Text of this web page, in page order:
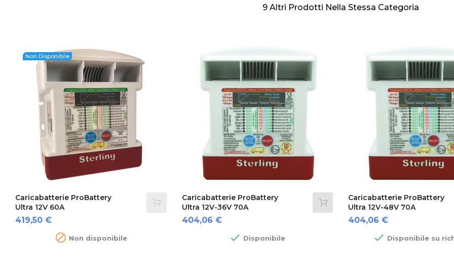
9 Altri Prodotti Nella Stessa Categoria
Non Disponibile
Caricabatterie ProBattery
Ultra 12V 60A
Prezzo
419,50 €
 Non disponibile
Caricabatterie ProBattery
Ultra 12V-36V 70A
Prezzo
404,06 €
 Disponibile
Caricabatterie ProBattery
Ultra 12V-48V 70A
Prezzo
404,06 €
 Disponibile su